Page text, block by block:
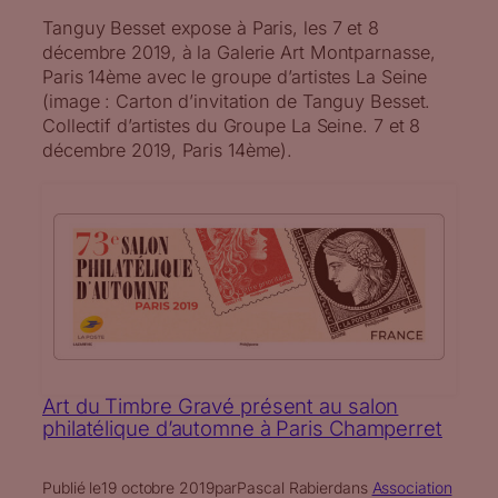
Tanguy Besset expose à Paris, les 7 et 8
décembre 2019, à la Galerie Art Montparnasse,
Paris 14ème avec le groupe d’artistes La Seine
(image : Carton d’invitation de Tanguy Besset.
Collectif d’artistes du Groupe La Seine. 7 et 8
décembre 2019, Paris 14ème).
Art du Timbre Gravé présent au salon
philatélique d’automne à Paris Champerret
Publié le19 octobre 2019parPascal Rabierdans Association